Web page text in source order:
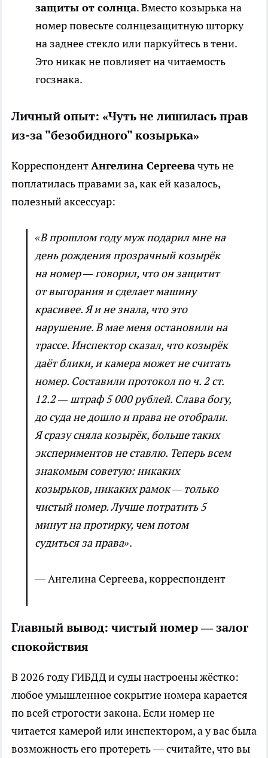
защиты от солнца. Вместо козырька на
номер повесьте солнцезащитную шторку
на заднее стекло или паркуйтесь в тени.
Это никак не повлияет на читаемость
госзнака.
Личный опыт: «Чуть не лишилась прав
из-за "безобидного" козырька»
КорреспондентАнгелина Сергеевачуть не
поплатилась правами за, как ей казалось,
полезный аксессуар:
«В прошлом году муж подарил мне на
день рождения прозрачный козырёк
на номер — говорил, что он защитит
от выгорания и сделает машину
красивее. Я и не знала, что это
нарушение. В мае меня остановили на
трассе. Инспектор сказал, что козырёк
даёт блики, и камера может не считать
номер. Составили протокол по ч. 2 ст.
12.2 — штраф 5 000 рублей. Слава богу,
до суда не дошло и права не отобрали.
Я сразу сняла козырёк, больше таких
экспериментов не ставлю. Теперь всем
знакомым советую: никаких
козырьков, никаких рамок — только
чистый номер. Лучше потратить 5
минут на протирку, чем потом
судиться за права».
— Ангелина Сергеева, корреспондент
Главный вывод: чистый номер — залог
спокойствия
В 2026 году ГИБДД и суды настроены жёстко:
любое умышленное сокрытие номера карается
по всей строгости закона. Если номер не
читается камерой или инспектором, а у вас была
возможность его протереть — считайте, что вы